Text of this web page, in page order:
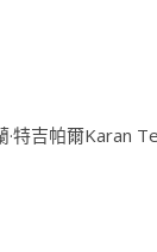
特吉帕爾Karan